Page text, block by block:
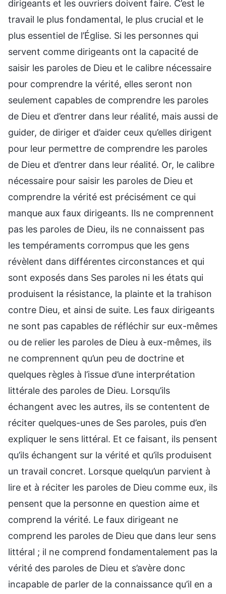
dirigeants et les ouvriers doivent faire. C’est le
travail le plus fondamental, le plus crucial et le
plus essentiel de l’Église. Si les personnes qui
servent comme dirigeants ont la capacité de
saisir les paroles de Dieu et le calibre nécessaire
pour comprendre la vérité, elles seront non
seulement capables de comprendre les paroles
de Dieu et d’entrer dans leur réalité, mais aussi de
guider, de diriger et d’aider ceux qu’elles dirigent
pour leur permettre de comprendre les paroles
de Dieu et d’entrer dans leur réalité. Or, le calibre
nécessaire pour saisir les paroles de Dieu et
comprendre la vérité est précisément ce qui
manque aux faux dirigeants. Ils ne comprennent
pas les paroles de Dieu, ils ne connaissent pas
les tempéraments corrompus que les gens
révèlent dans différentes circonstances et qui
sont exposés dans Ses paroles ni les états qui
produisent la résistance, la plainte et la trahison
contre Dieu, et ainsi de suite. Les faux dirigeants
ne sont pas capables de réfléchir sur eux-mêmes
ou de relier les paroles de Dieu à eux-mêmes, ils
ne comprennent qu’un peu de doctrine et
quelques règles à l’issue d’une interprétation
littérale des paroles de Dieu. Lorsqu’ils
échangent avec les autres, ils se contentent de
réciter quelques-unes de Ses paroles, puis d’en
expliquer le sens littéral. Et ce faisant, ils pensent
qu’ils échangent sur la vérité et qu’ils produisent
un travail concret. Lorsque quelqu’un parvient à
lire et à réciter les paroles de Dieu comme eux, ils
pensent que la personne en question aime et
comprend la vérité. Le faux dirigeant ne
comprend les paroles de Dieu que dans leur sens
littéral ; il ne comprend fondamentalement pas la
vérité des paroles de Dieu et s’avère donc
incapable de parler de la connaissance qu’il en a